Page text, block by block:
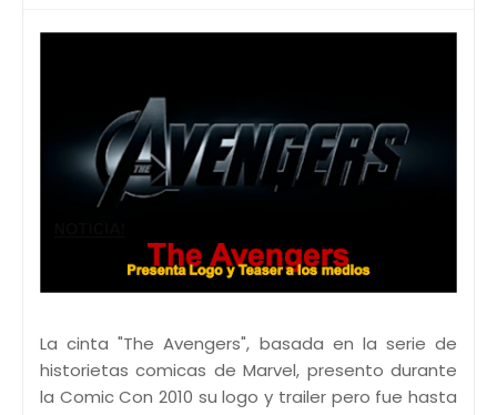
La cinta "The Avengers", basada en la serie de
historietas comicas de Marvel, presento durante
la Comic Con 2010 su logo y trailer pero fue hasta